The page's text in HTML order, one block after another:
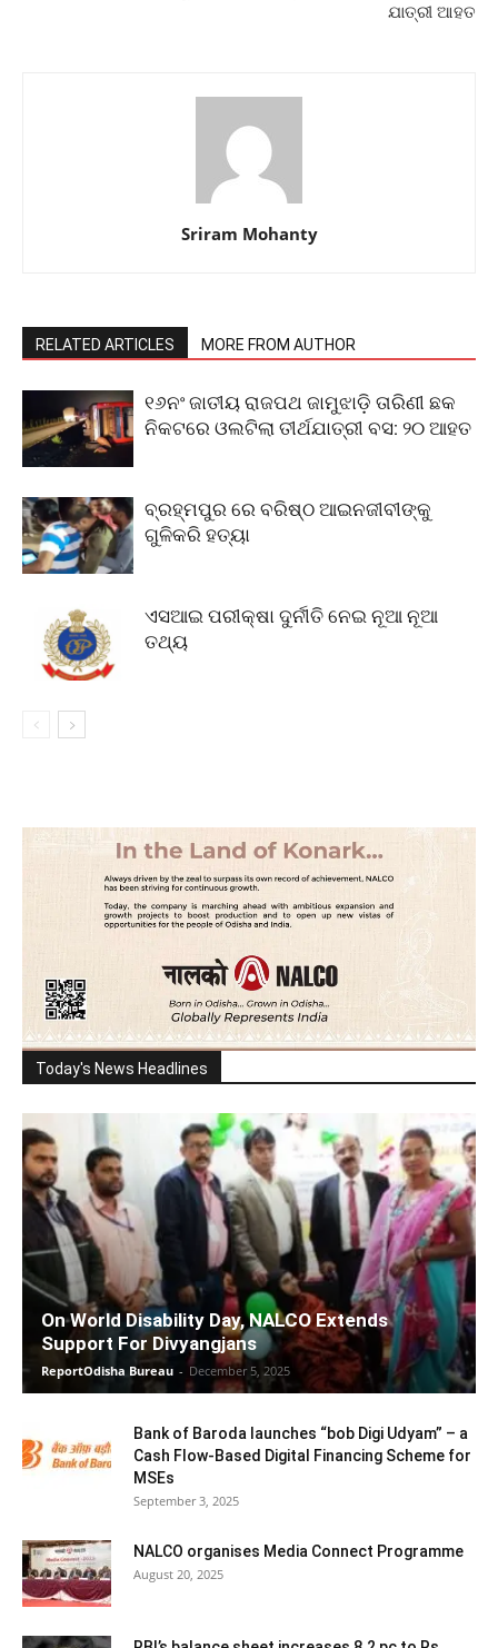
ଯାତ୍ରୀ ଆହତ
Sriram Mohanty
RELATED ARTICLES MORE FROM AUTHOR
୧୬ନଂ ଜାତୀୟ ରାଜପଥ ଜାମୁଝାଡ଼ି ତାରିଣୀ ଛକ
ନିକଟରେ ଓଲଟିଲା ତୀର୍ଥଯାତ୍ରୀ ବସ: ୨୦ ଆହତ
ବ୍ରହ୍ମପୁର ରେ ବରିଷ୍ଠ ଆଇନଜୀବୀଙ୍କୁ
ଗୁଳିକରି ହତ୍ୟା
ଏସଆଇ ପରୀକ୍ଷା ଦୁର୍ନୀତି ନେଇ ନୂଆ ନୂଆ
ତଥ୍ୟ
Today's News Headlines
On World Disability Day, NALCO Extends
Support For Divyangjans
ReportOdisha Bureau - December 5, 2025
Bank of Baroda launches “bob Digi Udyam” – a
Cash Flow-Based Digital Financing Scheme for
MSEs
September 3, 2025
NALCO organises Media Connect Programme
August 20, 2025